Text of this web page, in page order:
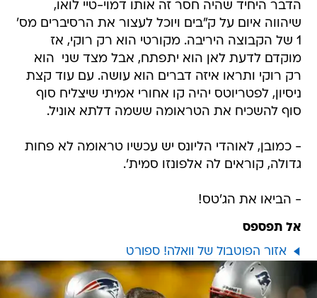
הדבר היחיד שהיה חסר זה אותו דמוי-טיי לואו,
שיהווה איום על ק"בים ויוכל לעצור את הרסיברים מס'
1 של הקבוצה היריבה. מקורטי הוא רק רוקי, אז
מוקדם לדעת לאן הוא יתפתח, אבל מצד שני  הוא
רק רוקי ותראו איזה דברים הוא עושה. עם עוד קצת
ניסיון, לפטריוטס יהיה קו אחורי אמיתי שיצליח סוף
סוף להשכיח את הטראומה ששמה דלתא אוניל.
- כמובן, לאוהדי הליונס יש עכשיו טראומה לא פחות
גדולה, קוראים לה אלפונזו סמית'.
- הביאו את הג'טס!
אל תפספס
אזור הפוטבול של וואלה! ספורט